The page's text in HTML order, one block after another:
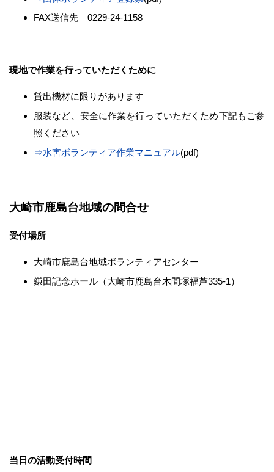
FAX送信先 0229-24-1158
現地で作業を行っていただくために
貸出機材に限りがあります
服装など、安全に作業を行っていただくため下記もご参
照ください
⇒水害ボランティア作業マニュアル(pdf)
大崎市鹿島台地域の問合せ
受付場所
大崎市鹿島台地域ボランティアセンター
鎌田記念ホール（大崎市鹿島台木間塚福芦335-1）
当日の活動受付時間